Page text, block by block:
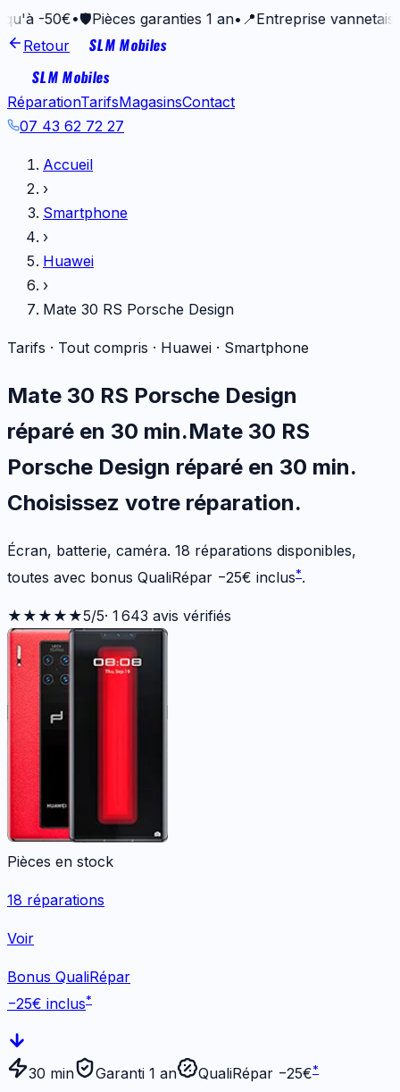
•🛡️Pièces garanties 1 an•📍 Entreprise vannetaise
Retour
SLM Mobiles
SLM Mobiles
RéparationTarifsMagasinsContact
07 43 62 72 27
Accueil
›
Smartphone
›
Huawei
›
Mate 30 RS Porsche Design
Tarifs · Tout compris · Huawei · Smartphone
Mate 30 RS Porsche Design
réparé en 30 min.Mate 30 RS
Porsche Design réparé en 30 min.
Choisissez votre réparation.
Écran, batterie, caméra. 18 réparations disponibles,
toutes avec bonus QualiRépar −25€ inclus*.
★★★★★5/5· 1 643 avis vérifiés
Pièces en stock
18 réparations
Voir
Bonus QualiRépar
−25€ inclus*
30 min Garanti 1 an QualiRépar −25€*